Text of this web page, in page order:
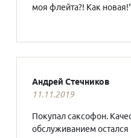
моя флейта?! Как новая!"
Андрей Стечников
11.11.2019
Покупал саксофон.
обслуживанием